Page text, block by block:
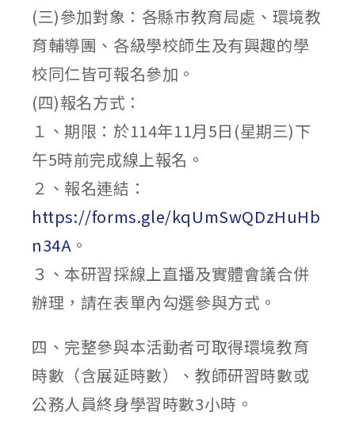
(三)參加對象：各縣市教育局處、環境教
育輔導團、各級學校師生及有興趣的學
校同仁皆可報名參加。
(四)報名方式：
１、期限：於114年11月5日(星期三)下
午5時前完成線上報名。
２、報名連結：
https://forms.gle/kqUmSwQDzHuHb
n34A 。
３、本研習採線上直播及實體會議合併
辦理，請在表單內勾選參與方式。
四、完整參與本活動者可取得環境教育
時數（含展延時數）、教師研習時數或
公務人員終身學習時數3小時。